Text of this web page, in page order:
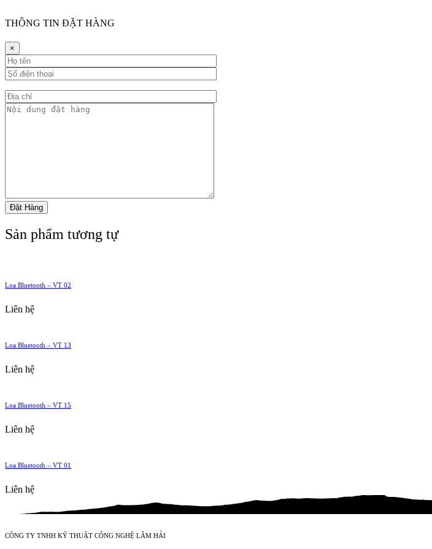
THÔNG TIN ĐẶT HÀNG
×
Sản phẩm tương tự
Loa Bluetooth – VT 02
Liên hệ
Loa Bluetooth – VT 13
Liên hệ
Loa Bluetooth – VT 15
Liên hệ
Loa Bluetooth – VT 01
Liên hệ
CÔNG TY TNHH KỸ THUẬT CÔNG NGHỆ LÂM HẢI